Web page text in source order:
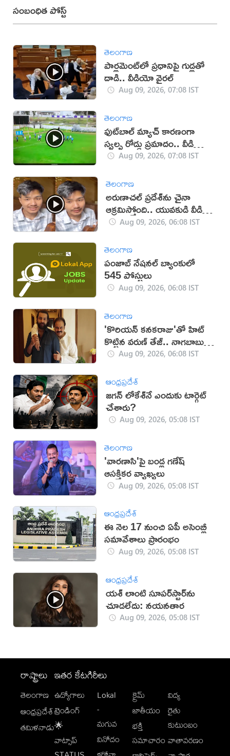
సంబంధిత పోస్ట్
తెలంగాణ
పార్లమెంట్‌లో ప్రధానిపై గుడ్లతో
దాడి.. వీడియో వైరల్
Aug 09, 2026, 07:08 IST
తెలంగాణ
ఫుట్‌బాల్ మ్యాచ్‌ కారణంగా
స్వల్ప రోడ్డు ప్రమాదం.. వీడియో
వైరల్!Aug 09, 2026, 07:08 IST
తెలంగాణ
అరుణాచల్‌ ప్రదేశ్‌ను చైనా
ఆక్రమిస్తోంది.. యువకుడి వీడియో
వైరల్Aug 09, 2026, 06:08 IST
తెలంగాణ
పంజాబ్ నేషనల్ బ్యాంకులో
545 పోస్టులు
Aug 09, 2026, 06:08 IST
తెలంగాణ
'కొరియన్ కనకరాజు'తో హిట్
కొట్టిన వరుణ్ తేజ్.. నాగబాబు
ఎమోషనల్ పోస్ట్
Aug 09, 2026, 06:08 IST
ఆంధ్రప్రదేశ్
జగన్ లోకేశ్‌నే ఎందుకు టార్గెట్
చేశారు?
Aug 09, 2026, 05:08 IST
తెలంగాణ
'వారణాసి'పై బండ్ల గణేష్
ఆసక్తికర వ్యాఖ్యలు
Aug 09, 2026, 05:08 IST
ఆంధ్రప్రదేశ్
ఈ నెల 17 నుంచి ఏపీ అసెంబ్లీ
సమావేశాలు ప్రారంభం
Aug 09, 2026, 05:08 IST
ఆంధ్రప్రదేశ్
యశ్ లాంటి సూపర్‌స్టార్‌ను
చూడలేదు: నయనతార
Aug 09, 2026, 05:08 IST
రాష్ట్రాలు
తెలంగాణ
ఆంధ్రప్రదేశ్
తమిళనాడు
ఇతర కేటగిరీలు
ఉద్యోగాలు
ట్రెండింగ్
🌟
వాట్సాప్
Lokal
-
మగువ
వినోదం
క్రైమ్
జాతీయం
భక్తి
సమాచారం
విద్య
రైతు
కుటుంబం
వాతావరణం